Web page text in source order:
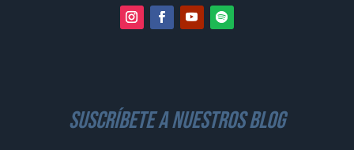
suscríbete a nuestros blog